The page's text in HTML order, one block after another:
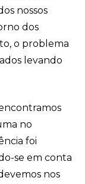
nossos
dos
o problema
levando
no
foi
se em conta
nos